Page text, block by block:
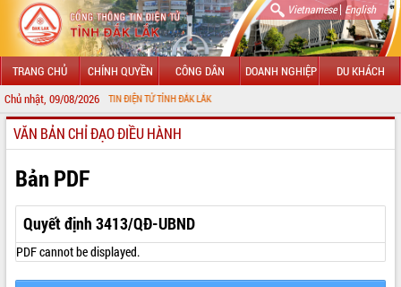
Vietnamese| English
TRANG CHỦ CHÍNH QUYỀN CÔNG DÂN DOANH NGHIỆP DU KHÁCH
Chủ nhật, 09/08/2026
CỔNG THÔNG TIN ĐIỆN TỬ TỈNH ĐẮK LẮK
GIỚI THIỆU
LÃNH ĐẠO UBND TỈNH
TIN TỨC SỰ KIỆN
SỞ, BAN, NGÀNH
UBND CÁC XÃ, PHƯỜNG
VĂN BẢN CHỈ ĐẠO ĐIỀU HÀNH
Bản PDF
Quyết định 3413/QĐ-UBND
PDF cannot be displayed.